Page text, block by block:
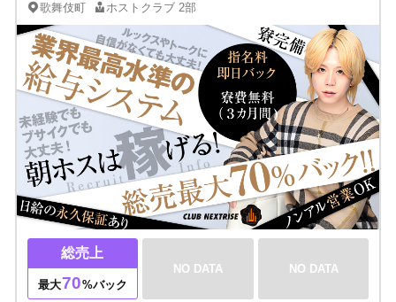
歌舞伎町 ホストクラブ 2部
総売上
最大70%バック
NO DATA NO DATA